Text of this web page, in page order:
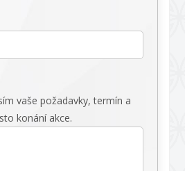
vaše požadavky, termín a
konání akce.